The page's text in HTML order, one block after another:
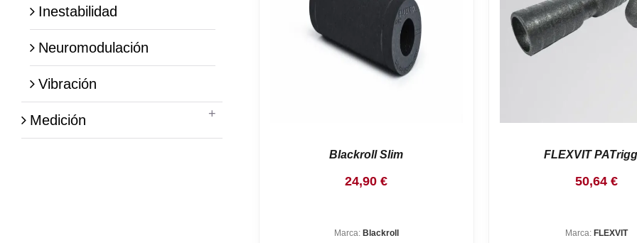
Inestabilidad
Neuromodulación
Vibración
Medición
Blackroll Slim
24,90€
Marca: Blackroll
FLEXVIT
50,64 €
Marca: FLEXVIT